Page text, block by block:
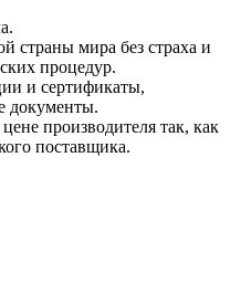
страны мира без страха и
процедур.
и сертификаты,
документы.
производителя так, как
поставщика.